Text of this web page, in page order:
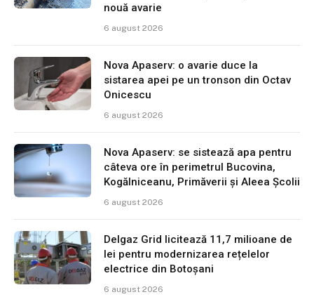
nouă avarie
6 august 2026
Nova Apaserv: o avarie duce la
sistarea apei pe un tronson din Octav
Onicescu
6 august 2026
Nova Apaserv: se sistează apa pentru
câteva ore în perimetrul Bucovina,
Kogălniceanu, Primăverii și Aleea Școlii
6 august 2026
Delgaz Grid licitează 11,7 milioane de
lei pentru modernizarea rețelelor
electrice din Botoșani
6 august 2026